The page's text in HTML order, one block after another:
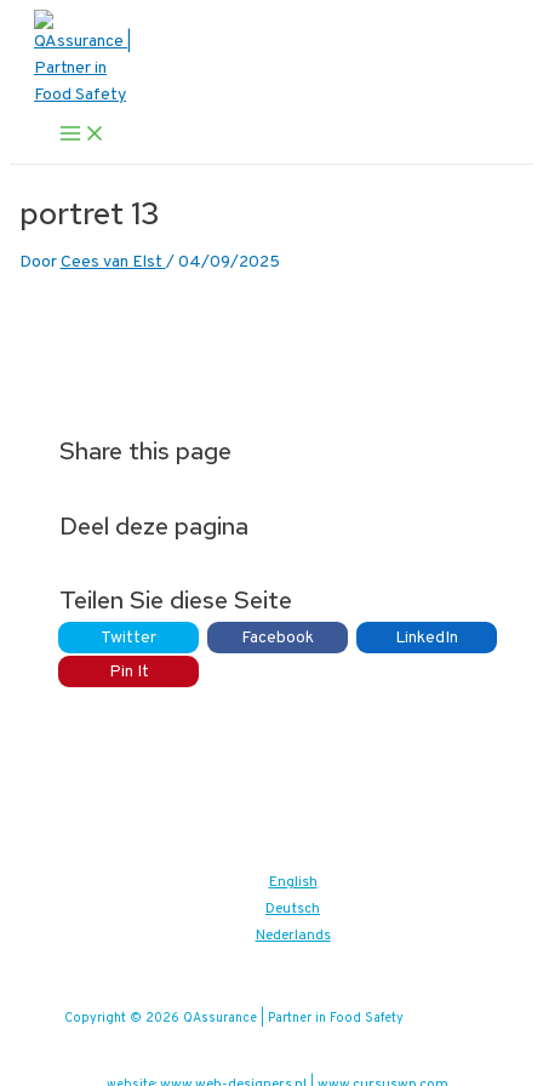
naar
inhoud
Main
portret 13
DoorCees van Elst /04/09/2025
Share this page
Deel deze pagina
Teilen Sie diese Seite
Twitter Facebook
LinkedIn
Pin It
English
Deutsch
Nederlands
Copyright © 2026 QAssurance | Partner in Food Safety